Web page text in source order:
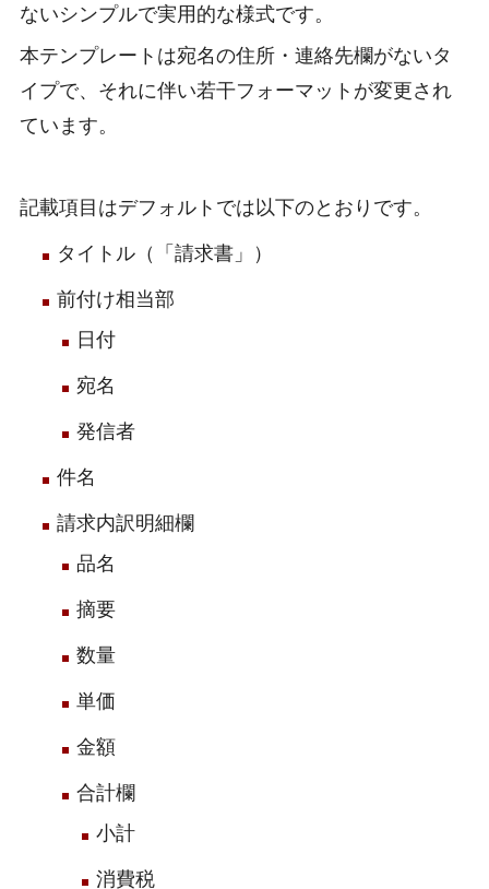
ないシンプルで実用的な様式です。
本テンプレートは宛名の住所・連絡先欄がないタ
イプで、それに伴い若干フォーマットが変更され
ています。
記載項目はデフォルトでは以下のとおりです。
タイトル（「請求書」）
前付け相当部
日付
宛名
発信者
件名
請求内訳明細欄
品名
摘要
数量
単価
金額
合計欄
小計
消費税